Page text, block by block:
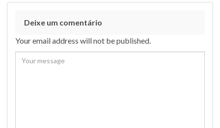
Deixe um comentário
Your email address will not be published.